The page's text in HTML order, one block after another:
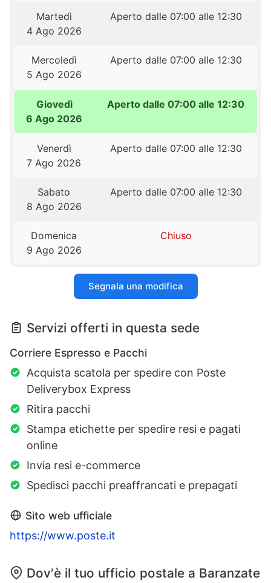
Martedì
4 Ago 2026
Aperto dalle 07:00 alle 12:30
Mercoledì
5 Ago 2026
Aperto dalle 07:00 alle 12:30
Giovedì
6 Ago 2026
Aperto dalle 07:00 alle 12:30
Venerdì
7 Ago 2026
Aperto dalle 07:00 alle 12:30
Sabato
8 Ago 2026
Aperto dalle 07:00 alle 12:30
Domenica
9 Ago 2026
Chiuso
Segnala una modifica
Servizi offerti in questa sede
Corriere Espresso e Pacchi
Acquista scatola per spedire con Poste
Deliverybox Express
Ritira pacchi
Stampa etichette per spedire resi e pagati
online
Invia resi e-commerce
Spedisci pacchi preaffrancati e prepagati
Sito web ufficiale
https://www.poste.it
Dov'è il tuo ufficio postale a Baranzate